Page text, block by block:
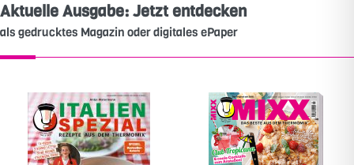
Aktuelle Ausgabe: Jetzt entdecken
als gedrucktes Magazin oder digitales ePaper